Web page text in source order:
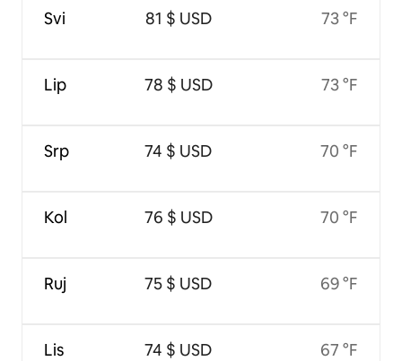
Svi
Lip
Srp
Kol
Ruj
Lis
81 $ USD
78 $ USD
74 $ USD
76 $ USD
75 $ USD
74 $ USD
73 °F
73 °F
70 °F
70 °F
69 °F
67 °F